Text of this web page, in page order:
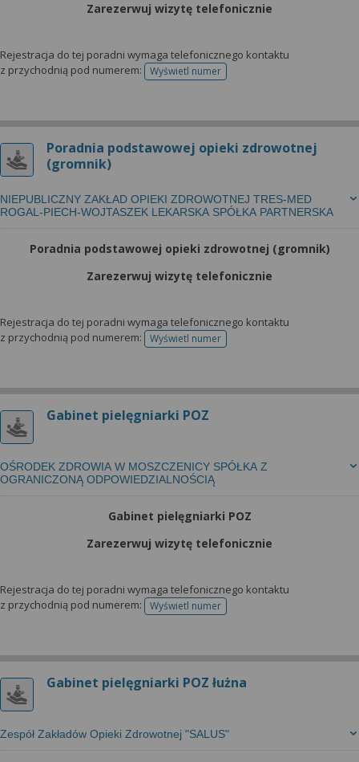
Zarezerwuj wizytę telefonicznie
Rejestracja do tej poradni wymaga telefonicznego kontaktu
z przychodnią pod numerem:
Wyświetl numertelefonu do rejestracji
Poradnia podstawowej opieki zdrowotnej
(gromnik)
NIEPUBLICZNY ZAKŁAD OPIEKI ZDROWOTNEJ TRES-MED
ROGAL-PIECH-WOJTASZEK LEKARSKA SPÓŁKA PARTNERSKA
Poradnia podstawowej opieki zdrowotnej (gromnik)
Zarezerwuj wizytę telefonicznie
Rejestracja do tej poradni wymaga telefonicznego kontaktu
z przychodnią pod numerem:
Wyświetl numertelefonu do rejestracji
Gabinet pielęgniarki POZ
OŚRODEK ZDROWIA W MOSZCZENICY SPÓŁKA Z
OGRANICZONĄ ODPOWIEDZIALNOŚCIĄ
Gabinet pielęgniarki POZ
Zarezerwuj wizytę telefonicznie
Rejestracja do tej poradni wymaga telefonicznego kontaktu
z przychodnią pod numerem:
Wyświetl numertelefonu do rejestracji
Gabinet pielęgniarki POZ łużna
Zespół Zakładów Opieki Zdrowotnej "SALUS"